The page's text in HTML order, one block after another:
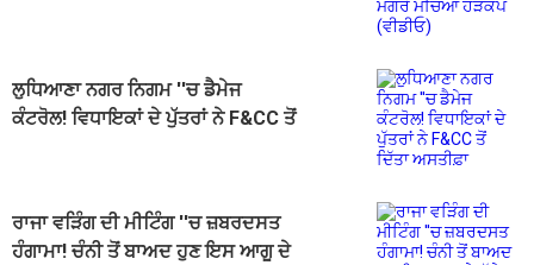
ਲੁਧਿਆਣਾ ਨਗਰ ਨਿਗਮ ''ਚ ਡੈਮੇਜ
ਕੰਟਰੋਲ! ਵਿਧਾਇਕਾਂ ਦੇ ਪੁੱਤਰਾਂ ਨੇ F&CC ਤੋਂ
ਰਾਜਾ ਵੜਿੰਗ ਦੀ ਮੀਟਿੰਗ ''ਚ ਜ਼ਬਰਦਸਤ
ਹੰਗਾਮਾ! ਚੰਨੀ ਤੋਂ ਬਾਅਦ ਹੁਣ ਇਸ ਆਗੂ ਦੇ